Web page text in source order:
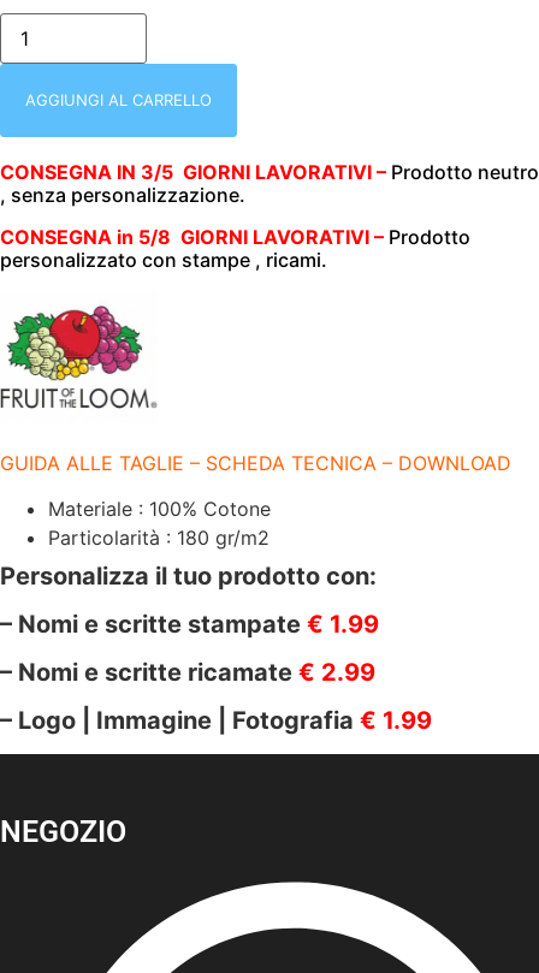
POLO
UOMO|
MEZZA
COTONE
180
GR/M2
FRUIT
OF
THE
PREMIUM
3
BOTTONI
|
quantità
AGGIUNGI AL CARRELLO
CONSEGNA IN 3/5 GIORNI LAVORATIVI – Prodotto neutro
, senza personalizzazione.
CONSEGNA in 5/8 GIORNI LAVORATIVI – Prodotto
personalizzato con stampe , ricami.
GUIDA ALLE TAGLIE – SCHEDA TECNICA – DOWNLOAD
Materiale : 100% Cotone
Particolarità : 180 gr/m2
Personalizza il tuo prodotto con:
– Nomi e scritte stampate € 1.99
– Nomi e scritte ricamate € 2.99
– Logo | Immagine | Fotografia € 1.99
NEGOZIO